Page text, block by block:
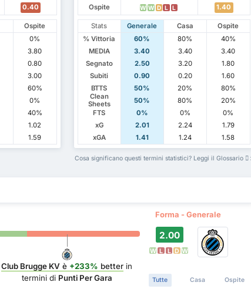
0.40
Ospite
0%
3.80
0.80
3.00
60%
0%
40%
1.02
1.59
Ospite
W W D L L 1.40
Stats Generale Casa
Ospite
% Vittoria
60% 80%
40%
MEDIA
3.40 3.40
3.40
Segnato
2.50 3.20
1.80
Subiti
0.90 0.20
1.60
BTTS
50% 20%
80%
Clean
Sheets
50% 80%
20%
FTS
0% 0%
0%
xG
2.01 2.24
1.79
xGA
1.41 1.24 1.58
Cosa significano questi termini statistici? Leggi il Glossario
Forma - Generale
Club Brugge KV è +233% better in
termini di Punti Per Gara
2.00
W L L D W
Tutte Casa Ospite